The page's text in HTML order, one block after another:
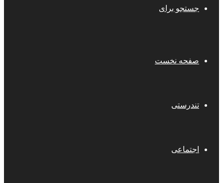
جستجو برای
صفحه نخست
تندرستی
اجتماعی